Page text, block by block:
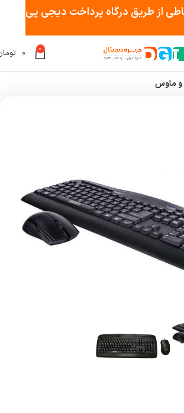
0 ۰
و ماوس
از طریق درگاه پرداخت دیجی پی